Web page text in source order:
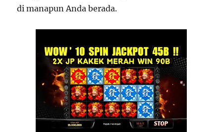
di manapun Anda berada.